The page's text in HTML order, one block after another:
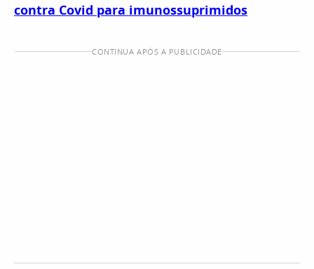
contra Covid para imunossuprimidos
CONTINUA APÓS A PUBLICIDADE